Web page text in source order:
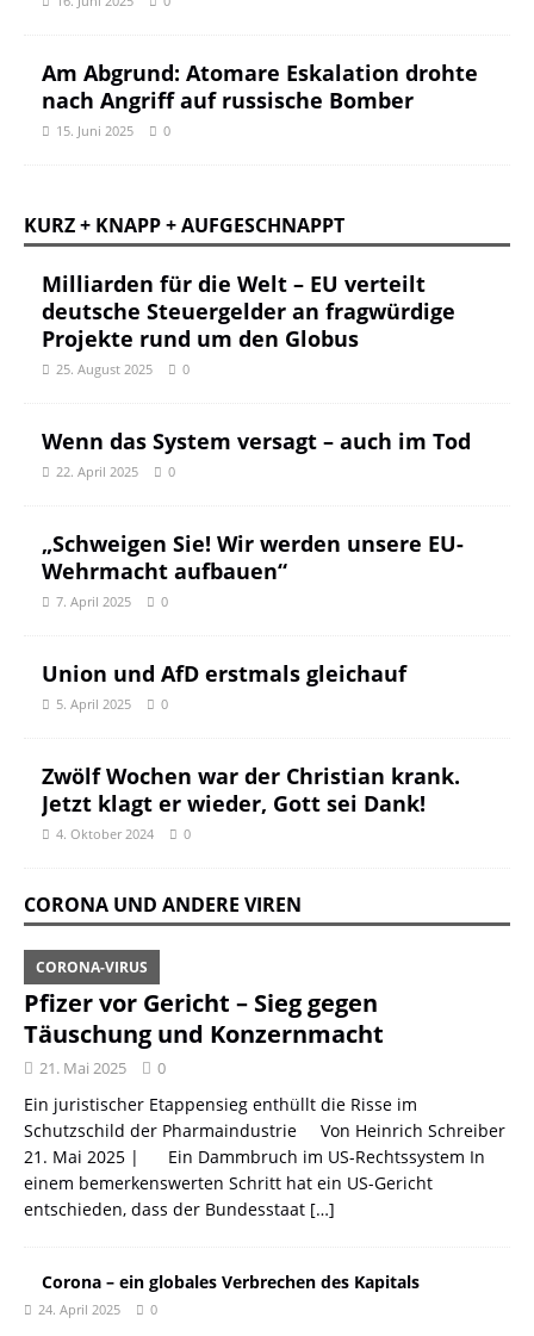
Am Abgrund: Atomare Eskalation drohte
nach Angriff auf russische Bomber
15. Juni 2025 0
KURZ + KNAPP + AUFGESCHNAPPT
Milliarden für die Welt – EU verteilt
deutsche Steuergelder an fragwürdige
Projekte rund um den Globus
25. August 2025 0
Wenn das System versagt – auch im Tod
22. April 2025 0
„Schweigen Sie! Wir werden unsere EU-
Wehrmacht aufbauen“
7. April 2025 0
Union und AfD erstmals gleichauf
5. April 2025 0
Zwölf Wochen war der Christian krank.
Jetzt klagt er wieder, Gott sei Dank!
4. Oktober 2024 0
CORONA UND ANDERE VIREN
Pfizer vor Gericht – Sieg gegen
Täuschung und Konzernmacht
CORONA-VIRUS
21. Mai 2025 0
Ein juristischer Etappensieg enthüllt die Risse im
Schutzschild der Pharmaindustrie Von Heinrich Schreiber
21. Mai 2025 | Ein Dammbruch im US-Rechtssystem In
einem bemerkenswerten Schritt hat ein US-Gericht
entschieden, dass der Bundesstaat […]
Corona – ein globales Verbrechen des Kapitals
24. April 2025 0